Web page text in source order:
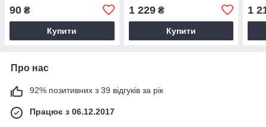
90 ₴
Купити
1 229₴
Купити
1
Про нас
92% позитивних з 39 відгуків за рік
Працює з 06.12.2017